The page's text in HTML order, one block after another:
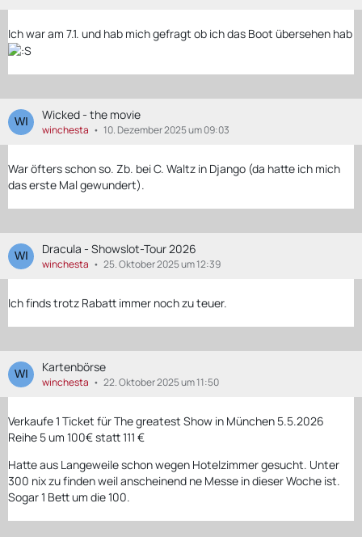
Ich war am 7.1. und hab mich gefragt ob ich das Boot übersehen hab
Wicked - the movie
winchesta 10. Dezember 2025 um 09:03
War öfters schon so. Zb. bei C. Waltz in Django (da hatte ich mich
das erste Mal gewundert).
Dracula - Showslot-Tour 2026
winchesta 25. Oktober 2025 um 12:39
Ich finds trotz Rabatt immer noch zu teuer.
Kartenbörse
winchesta 22. Oktober 2025 um 11:50
Verkaufe 1 Ticket für The greatest Show in München 5.5.2026
Reihe 5 um 100€ statt 111 €
Hatte aus Langeweile schon wegen Hotelzimmer gesucht. Unter
300 nix zu finden weil anscheinend ne Messe in dieser Woche ist.
Sogar 1 Bett um die 100.